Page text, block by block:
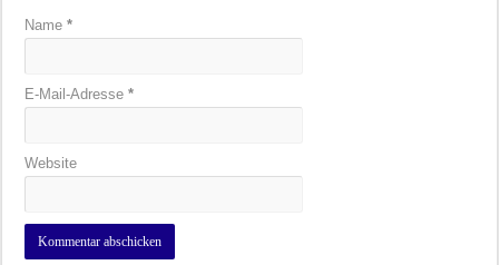
Name*
E-Mail-Adresse*
Website